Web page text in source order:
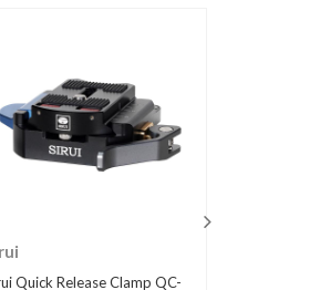
Quick Release Clamp QC-